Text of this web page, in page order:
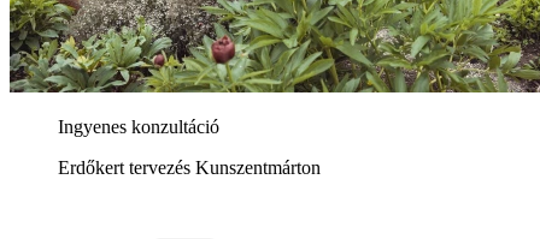
Ingyenes konzultáció
Erdőkert tervezés Kunszentmárton